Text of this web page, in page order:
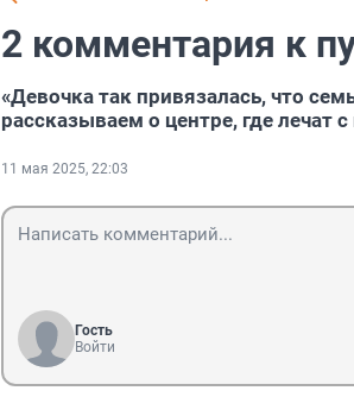
2 комментария к
«Девочка так привязалась, что
рассказываем о центре, где
11 мая 2025, 22:03
Гость
Войти